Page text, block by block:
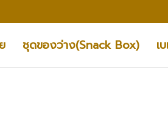
ชุดของว่าง(Snack Box) เ